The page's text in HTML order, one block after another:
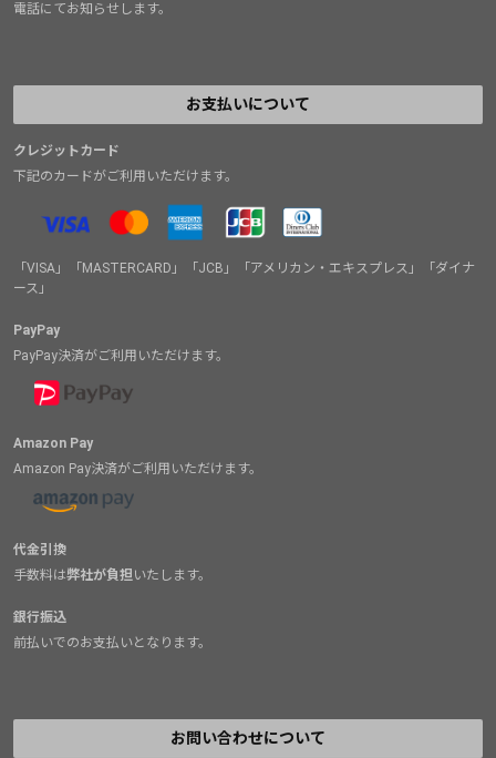
電話にてお知らせします。
お支払いについて
クレジットカード
下記のカードがご利用いただけます。
「VISA」「MASTERCARD」「JCB」「アメリカン・エキスプレス」「ダイナ
ース」
PayPay
PayPay決済がご利用いただけます。
Amazon Pay
Amazon Pay決済がご利用いただけます。
代金引換
手数料は弊社が負担いたします。
銀行振込
前払いでのお支払いとなります。
お問い合わせについて